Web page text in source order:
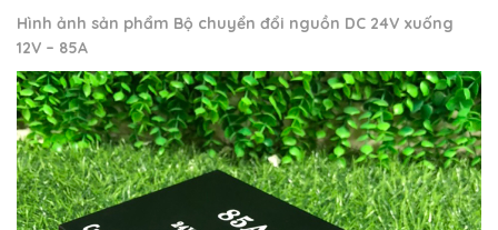
Hình ảnh sản phẩm Bộ chuyển đổi nguồn DC 24V xuống
12V – 85A